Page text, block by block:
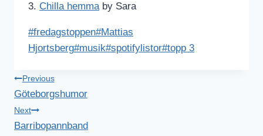
3. Chilla hemmaby Sara
Post
Tags:
#fredagstoppen#Mattias
Hjortsberg#musik#spotifylistor#topp 3
Inläggsnavigering
Previous
Göteborgshumor
Next
Barribopannband